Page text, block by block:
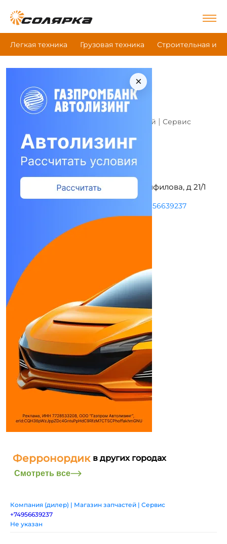
Легкая техника Грузовая техника Строительная и
×
Ферронордик
Ферронордик
Это моя компания
Магазин запчастей | Сервис
Московская обл, г Химки, ул Панфилова, д 21/1
+74956639237
https://ferronordic.ru/
Ферронордик в других городах
Смотреть все
Компания (дилер) | Магазин запчастей | Сервис
+74956639237
Не указан